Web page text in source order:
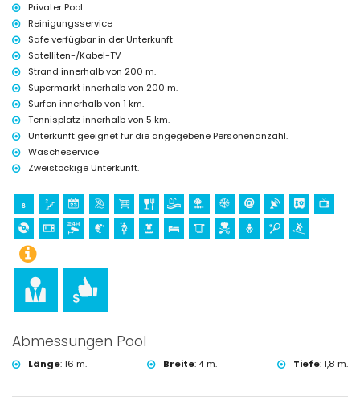
Privater Pool
Reinigungsservice
Safe verfügbar in der Unterkunft
Satelliten-/Kabel-TV
Strand innerhalb von 200 m.
Supermarkt innerhalb von 200 m.
Surfen innerhalb von 1 km.
Tennisplatz innerhalb von 5 km.
Unterkunft geeignet für die angegebene Personenanzahl.
Wäscheservice
Zweistöckige Unterkunft.
Abmessungen Pool
Länge:16 m. Breite: 4 m. Tiefe:1,8 m.